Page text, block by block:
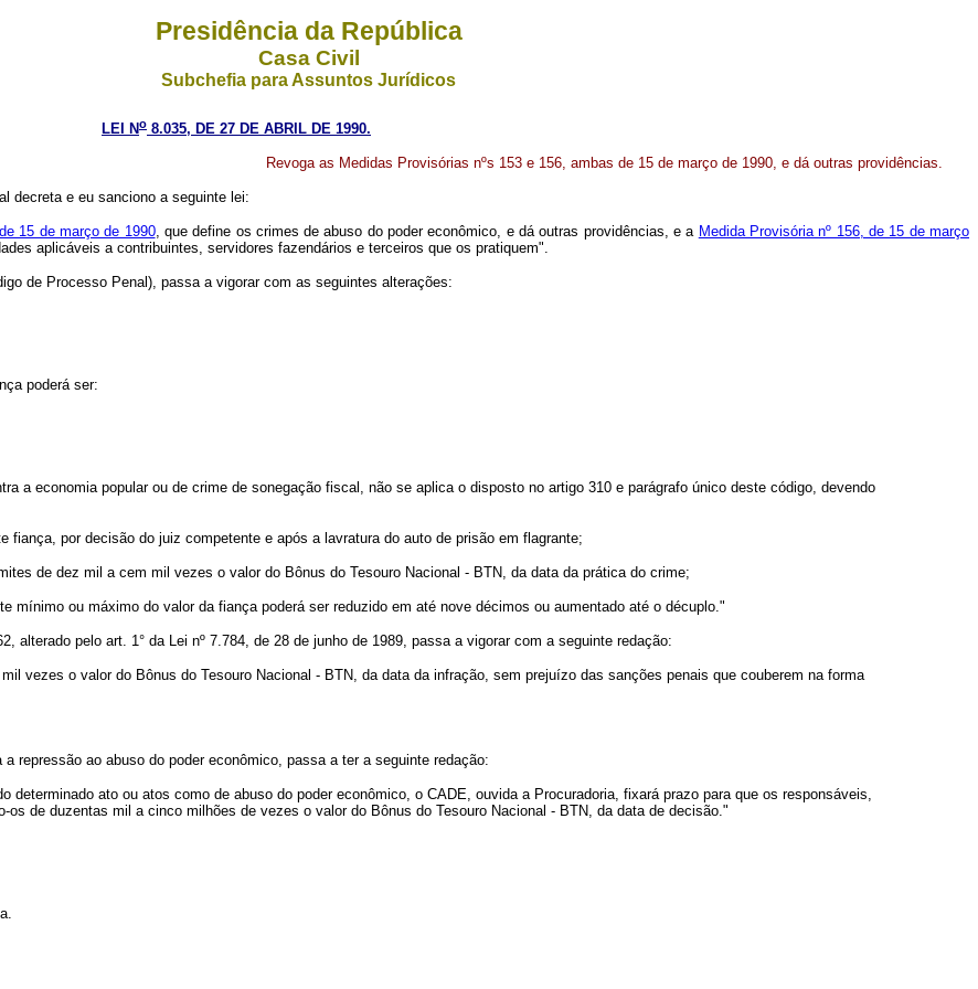
Presidência da República
Casa Civil
Subchefia para Assuntos Jurídicos
LEI No 8.035, DE 27 DE ABRIL DE 1990.
Revoga as Medidas Provisórias nºs 153 e 156, ambas de 15 de março de 1990, e dá outras providências.
decreta e eu sanciono a seguinte lei:
15 de março de 1990, que define os crimes de abuso do poder econômico, e dá outras providências, e a Medida Provisória nº 156, de 15 de março
aplicáveis a contribuintes, servidores fazendários e terceiros que os pratiquem".
de Processo Penal), passa a vigorar com as seguintes alterações:
poderá ser:
a economia popular ou de crime de sonegação fiscal, não se aplica o disposto no artigo 310 e parágrafo único deste código, devendo
fiança, por decisão do juiz competente e após a lavratura do auto de prisão em flagrante;
de dez mil a cem mil vezes o valor do Bônus do Tesouro Nacional - BTN, da data da prática do crime;
mínimo ou máximo do valor da fiança poderá ser reduzido em até nove décimos ou aumentado até o décuplo."
alterado pelo art. 1° da Lei nº 7.784, de 28 de junho de 1989, passa a vigorar com a seguinte redação:
vezes o valor do Bônus do Tesouro Nacional - BTN, da data da infração, sem prejuízo das sanções penais que couberem na forma
repressão ao abuso do poder econômico, passa a ter a seguinte redação:
determinado ato ou atos como de abuso do poder econômico, o CADE, ouvida a Procuradoria, fixará prazo para que os responsáveis,
de duzentas mil a cinco milhões de vezes o valor do Bônus do Tesouro Nacional - BTN, da data de decisão."